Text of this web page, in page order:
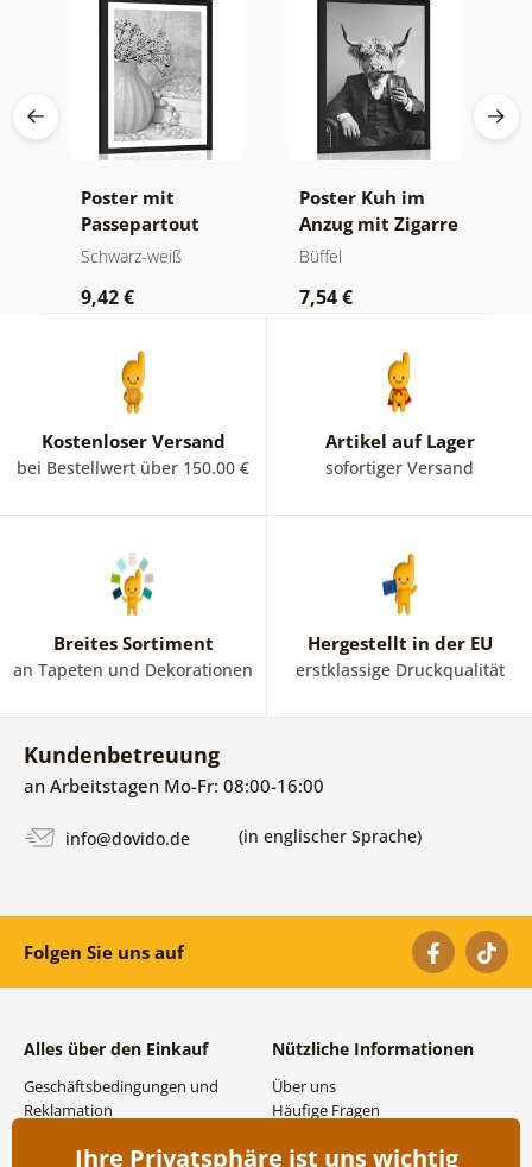
Poster mit
Passepartout
Luxuriöses
Schwarz-Weiß
Schwarz-weiß
9,42 €
Poster Kuh im
Anzug mit Zigarre
und Whiskey
Büffel
7,54 €
Kostenloser Versand
bei Bestellwert über 150.00 €
Artikel auf Lager
sofortiger Versand
Breites Sortiment
an Tapeten und Dekorationen
Hergestellt in der EU
erstklassige Druckqualität
Kundenbetreuung
an Arbeitstagen Mo-Fr: 08:00-16:00
info@dovido.de (in englischer Sprache)
Folgen Sie uns auf
Alles über den Einkauf
Geschäftsbedingungen und
Reklamation
Versand- und
Nützliche Informationen
Über uns
Häufige Fragen
Großhandel und
Ihre Privatsphäre ist uns wichtig